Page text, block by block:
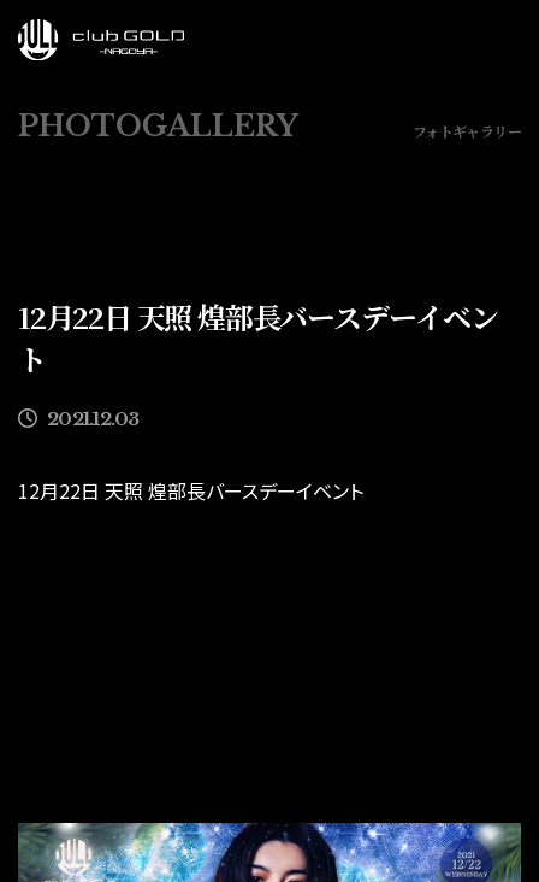
PHOTOGALLERY フォトギャラリー
12月22日 天照 煌部長バースデーイベン
ト
2021.12.03
12月22日 天照 煌部長バースデーイベント